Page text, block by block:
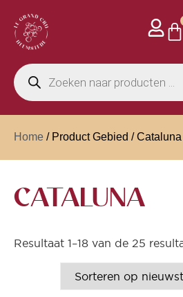
Home / Product Gebied / Cataluna
CATALUNA
Resultaat 1–18 van de 25